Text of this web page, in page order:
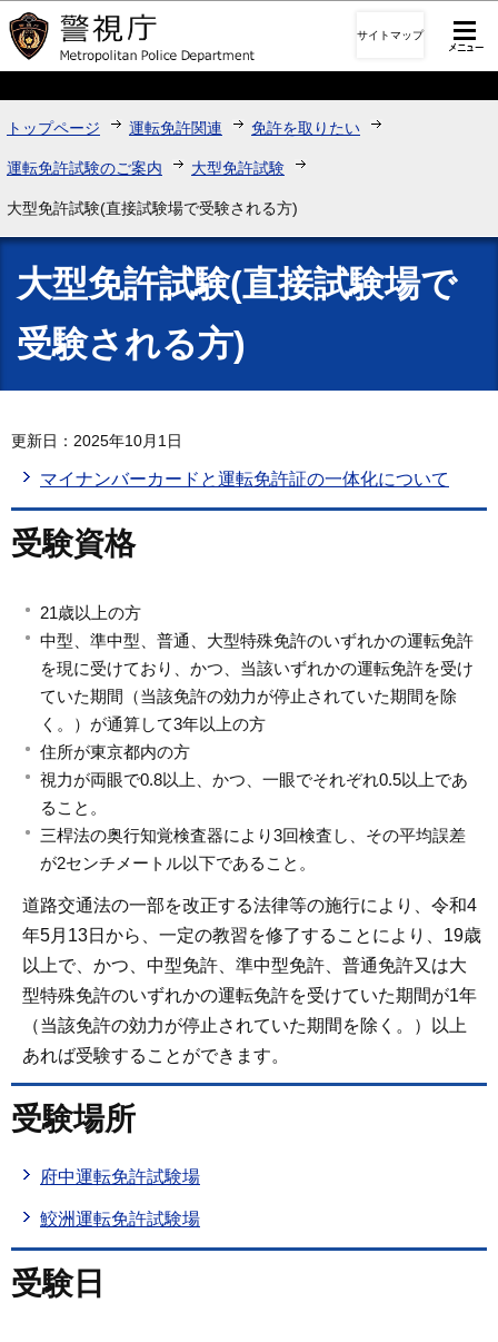
このページの本文へ移動
サイトマップ
トップページ 運転免許関連 免許を取りたい
運転免許試験のご案内 大型免許試験
大型免許試験(直接試験場で受験される方)
大型免許試験(直接試験場で
受験される方)
更新日：2025年10月1日
マイナンバーカードと運転免許証の一体化について
受験資格
21歳以上の方
中型、準中型、普通、大型特殊免許のいずれかの運転免許
を現に受けており、かつ、当該いずれかの運転免許を受け
ていた期間（当該免許の効力が停止されていた期間を除
く。）が通算して3年以上の方
住所が東京都内の方
視力が両眼で0.8以上、かつ、一眼でそれぞれ0.5以上であ
ること。
三桿法の奥行知覚検査器により3回検査し、その平均誤差
が2センチメートル以下であること。
道路交通法の一部を改正する法律等の施行により、令和4
年5月13日から、一定の教習を修了することにより、19歳
以上で、かつ、中型免許、準中型免許、普通免許又は大
型特殊免許のいずれかの運転免許を受けていた期間が1年
（当該免許の効力が停止されていた期間を除く。）以上
あれば受験することができます。
受験場所
府中運転免許試験場
鮫洲運転免許試験場
受験日